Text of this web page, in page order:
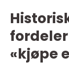
«kjøpe